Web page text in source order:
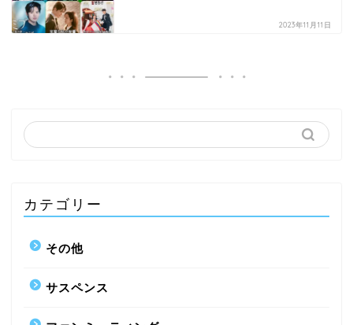
2023年11月11日
カテゴリー
その他
サスペンス